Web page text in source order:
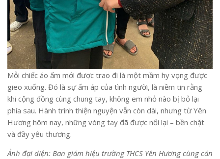
Mỗi chiếc áo ấm mới được trao đi là một mầm hy vọng được
gieo xuống. Đó là sự ấm áp của tình người, là niềm tin rằng
khi cộng đồng cùng chung tay, không em nhỏ nào bị bỏ lại
phía sau. Hành trình thiện nguyện vẫn còn dài, nhưng từ Yên
Hương hôm nay, những vòng tay đã được nối lại – bền chặt
và đầy yêu thương.
Ảnh đại diện: Ban giám hiệu trường THCS Yên Hương cùng cán